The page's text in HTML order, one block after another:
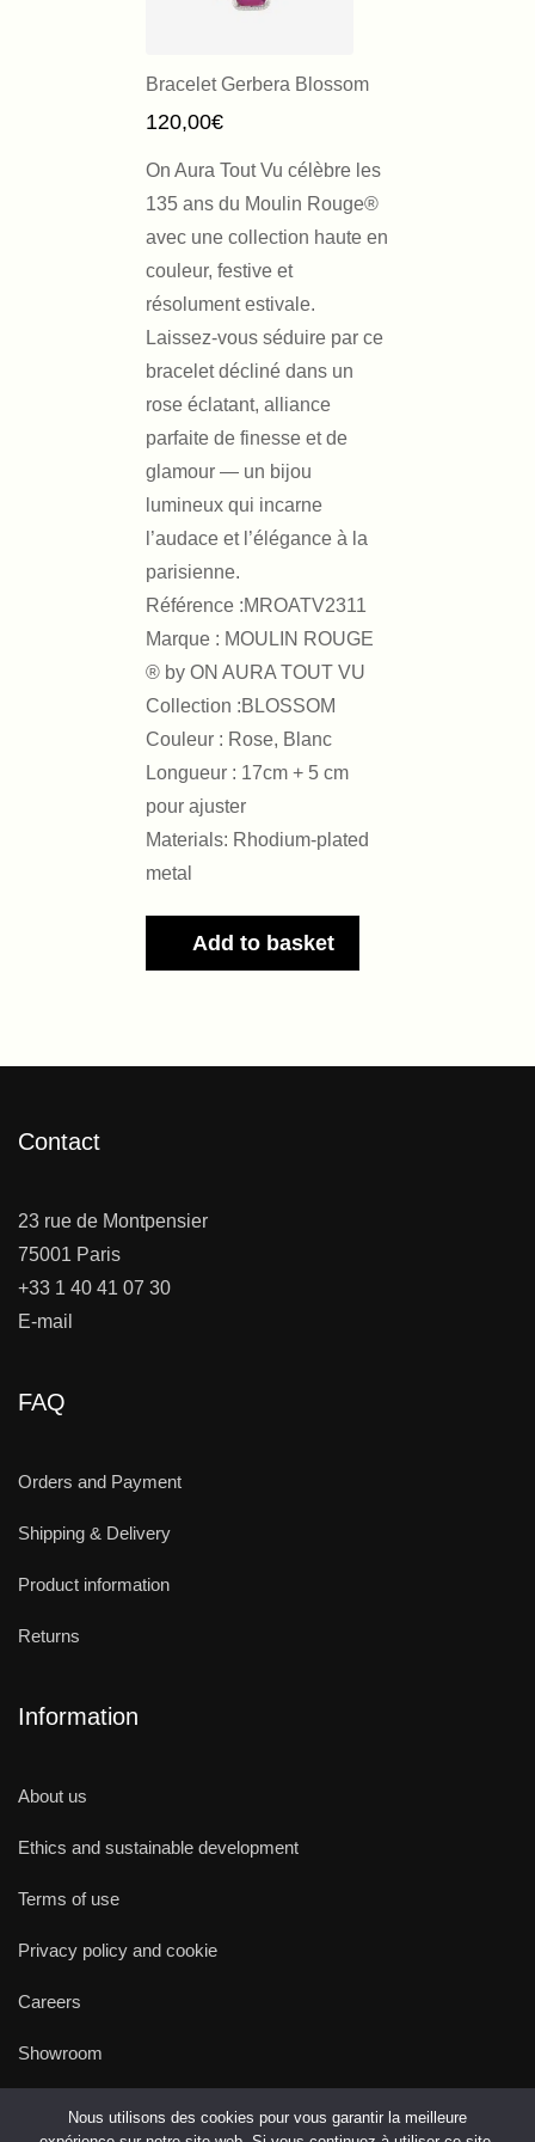
Bracelet Gerbera Blossom
120,00€
On Aura Tout Vu célèbre les
135 ans du Moulin Rouge®
avec une collection haute en
couleur, festive et
résolument estivale.
Laissez-vous séduire par ce
bracelet décliné dans un
rose éclatant, alliance
parfaite de finesse et de
glamour — un bijou
lumineux qui incarne
l’audace et l’élégance à la
parisienne.
Référence :MROATV2311
Marque : MOULIN ROUGE
® by ON AURA TOUT VU
Collection :BLOSSOM
Couleur : Rose, Blanc
Longueur : 17cm + 5 cm
pour ajuster
Materials: Rhodium-plated
metal
Add to basket
Contact
23 rue de Montpensier
75001 Paris
+33 1 40 41 07 30
E-mail
FAQ
Orders and Payment
Shipping & Delivery
Product information
Returns
Information
About us
Ethics and sustainable development
Terms of use
Privacy policy and cookie
Careers
Showroom
Nous utilisons des cookies pour vous garantir la meilleure